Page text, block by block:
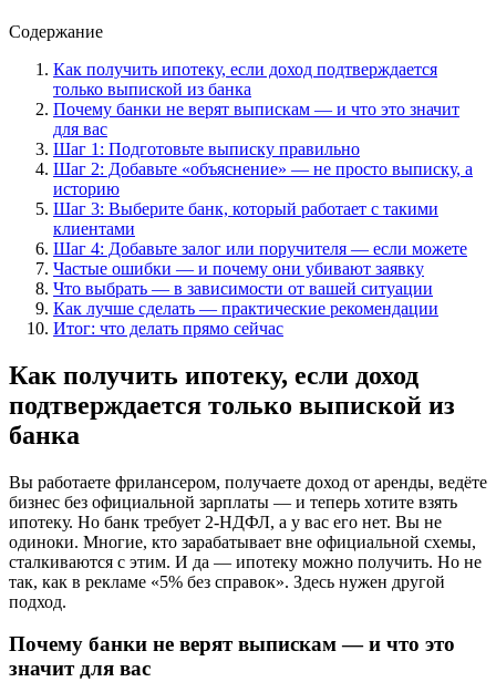
Содержание
Как получить ипотеку, если доход подтверждается
только выпиской из банка
Почему банки не верят выпискам — и что это значит
для вас
Шаг 1: Подготовьте выписку правильно
Шаг 2: Добавьте «объяснение» — не просто выписку, а
историю
Шаг 3: Выберите банк, который работает с такими
клиентами
Шаг 4: Добавьте залог или поручителя — если можете
Частые ошибки — и почему они убивают заявку
Что выбрать — в зависимости от вашей ситуации
Как лучше сделать — практические рекомендации
Итог: что делать прямо сейчас
Как получить ипотеку, если доход
подтверждается только выпиской из
банка
Вы работаете фрилансером, получаете доход от аренды, ведёте
бизнес без официальной зарплаты — и теперь хотите взять
ипотеку. Но банк требует 2-НДФЛ, а у вас его нет. Вы не
одиноки. Многие, кто зарабатывает вне официальной схемы,
сталкиваются с этим. И да — ипотеку можно получить. Но не
так, как в рекламе «5% без справок». Здесь нужен другой
подход.
Почему банки не верят выпискам — и что это
значит для вас